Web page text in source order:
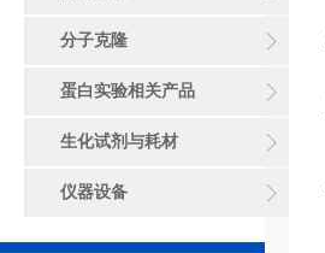
分子克隆
蛋白实验相关产品
生化试剂与耗材
仪器设备